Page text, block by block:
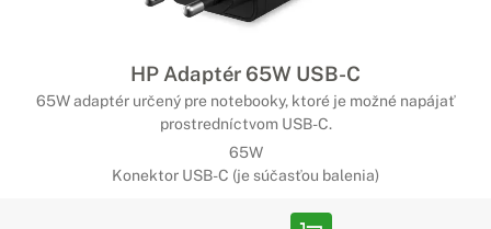
HP Adaptér 65W USB-C
65W adaptér určený pre notebooky, ktoré je možné napájať
prostredníctvom USB-C.
65W
Konektor USB-C (je súčasťou balenia)